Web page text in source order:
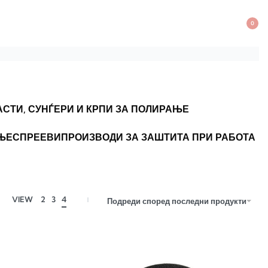
0
СУНЃЕРИ И КРПИ ЗА ПОЛИРАЊЕ
СПРЕЕВИПРОИЗВОДИ ЗА ЗАШТИТА ПРИ РАБОТА
VIEW 2 3 4 Подреди според последни продукти